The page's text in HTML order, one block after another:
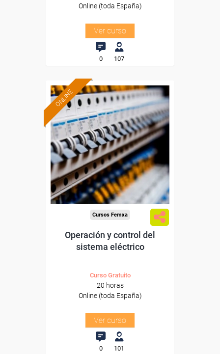
Online (toda España)
Ver curso
0 107
ONLINE
Formación 100%
subvencionada.
Para desempleados,
trabajadores y autónomos.
Sector
-Energía y Agua.
Cursos Femxa
Operación y control del
sistema eléctrico
Curso Gratuito
20 horas
Online (toda España)
Ver curso
0 101